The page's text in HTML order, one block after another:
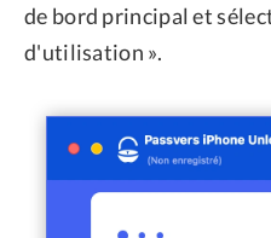
de bord principal et
d'utilisation ».